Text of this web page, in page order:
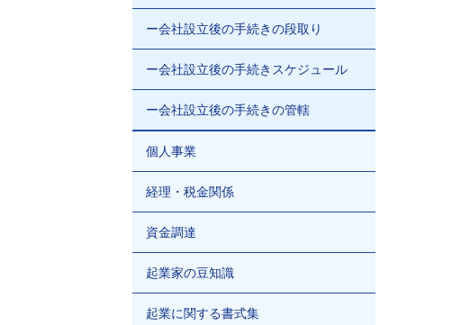
ー会社設立後の手続きの段取り
ー会社設立後の手続きスケジュール
ー会社設立後の手続きの管轄
個人事業
経理・税金関係
資金調達
起業家の豆知識
起業に関する書式集